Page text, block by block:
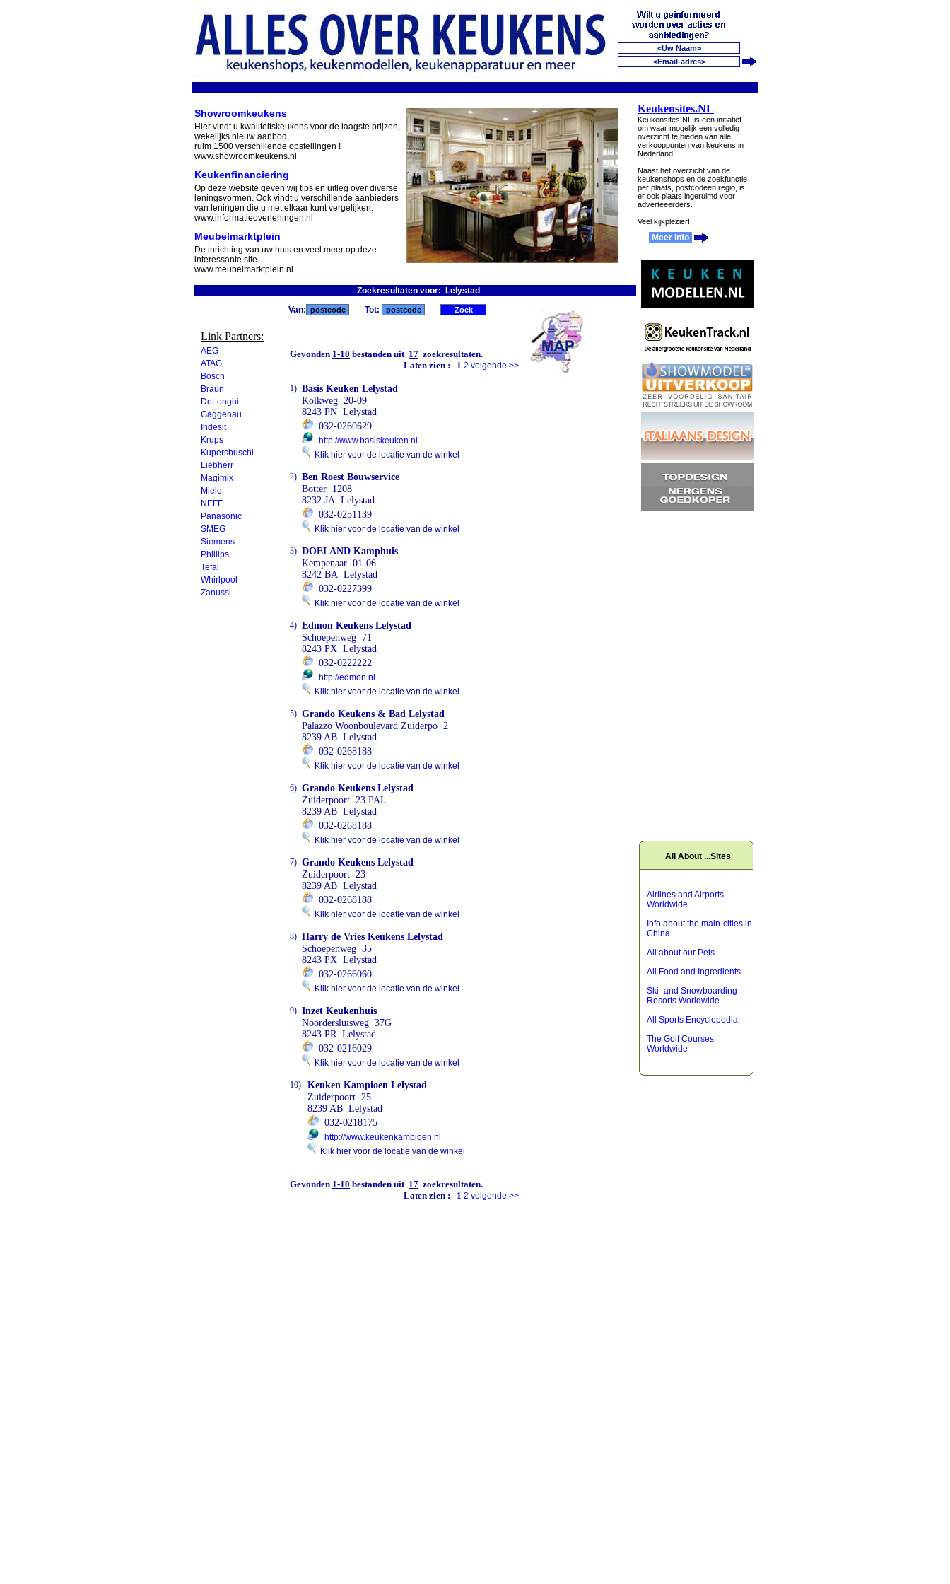
Showroomkeukens
Hier vindt u kwaliteitskeukens voor de laagste prijzen,
wekelijks nieuw aanbod,
ruim 1500 verschillende opstellingen !
www.showroomkeukens.nl
Keukenfinanciering
Op deze website geven wij tips en uitleg over diverse
leningsvormen. Ook vindt u verschillende aanbieders
van leningen die u met elkaar kunt vergelijken.
www.informatieoverleningen.nl
Meubelmarktplein
De inrichting van uw huis en veel meer op deze
interessante site.
www.meubelmarktplein.nl
Zoekresultaten voor: Lelystad
Link Partners:
AEG
ATAG
Bosch
Braun
DeLonghi
Gaggenau
Indesit
Krups
Kupersbuschi
Liebherr
Magimix
Miele
NEFF
Panasonic
SMEG
Siemens
Phillips
Tefal
Whirlpool
Zanussi
Van: Tot:
Gevonden 1-10 bestanden uit 17 zoekresultaten.
Laten zien :
1 2 volgende >>
1) Basis Keuken Lelystad
Kolkweg 20-09
8243 PN Lelystad
032-0260629
http://www.basiskeuken.nl
Klik hier voor de locatie van de winkel
2) Ben Roest Bouwservice
Botter 1208
8232 JA Lelystad
032-0251139
Klik hier voor de locatie van de winkel
3) DOELAND Kamphuis
Kempenaar 01-06
8242 BA Lelystad
032-0227399
Klik hier voor de locatie van de winkel
4) Edmon Keukens Lelystad
Schoepenweg 71
8243 PX Lelystad
032-0222222
http://edmon.nl
Klik hier voor de locatie van de winkel
5) Grando Keukens & Bad Lelystad
Palazzo Woonboulevard Zuiderpo 2
8239 AB Lelystad
032-0268188
Klik hier voor de locatie van de winkel
6) Grando Keukens Lelystad
Zuiderpoort 23 PAL
8239 AB Lelystad
032-0268188
Klik hier voor de locatie van de winkel
7) Grando Keukens Lelystad
Zuiderpoort 23
8239 AB Lelystad
032-0268188
Klik hier voor de locatie van de winkel
8) Harry de Vries Keukens Lelystad
Schoepenweg 35
8243 PX Lelystad
032-0266060
Klik hier voor de locatie van de winkel
9) Inzet Keukenhuis
Noordersluisweg 37G
8243 PR Lelystad
032-0216029
Klik hier voor de locatie van de winkel
10)
Keuken Kampioen Lelystad
Zuiderpoort 25
8239 AB Lelystad
032-0218175
http://www.keukenkampioen.nl
Klik hier voor de locatie van de winkel
Gevonden 1-10 bestanden uit 17 zoekresultaten.
Laten zien :
1 2 volgende >>
Keukensites.NL
Keukensites.NL is een initiatief
om waar mogelijk een volledig
overzicht te bieden van alle
verkooppunten van keukens in
Nederland.
Naast het overzicht van de
keukenshops en de zoekfunctie
per plaats, postcodeen regio, is
er ook plaats ingeruimd voor
adverteeerders.
Veel kijkplezier!
Meer Info
All About ...Sites
Airlines and Airports
Worldwide
Info about the main-cities in
China
All about our Pets
All Food and Ingredients
Ski- and Snowboarding
Resorts Worldwide
All Sports Encyclopedia
The Golf Courses
Worldwide